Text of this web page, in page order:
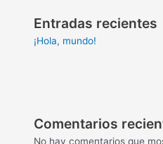
Entradas recientes
¡Hola, mundo!
Comentarios
No hay comentarios que